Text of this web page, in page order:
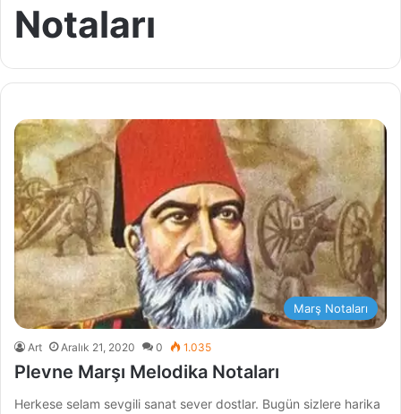
Notaları
Marş Notaları
Art Aralık 21, 2020 0 1.035
Plevne Marşı Melodika Notaları
Herkese selam sevgili sanat sever dostlar. Bugün sizlere harika